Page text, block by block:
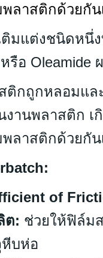
ลาสติกด้วยกั
ติมแต่งชนิดหนึ่
รือ
ติกถูกหลอมแล
านพลาสติก
ลาสติกด้วยกั
of
ต: ช่วยให้ฟิล์ม
หีบห่อ